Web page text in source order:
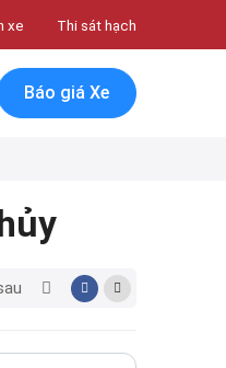
xe Thi sát hạch
Báo giá Xe